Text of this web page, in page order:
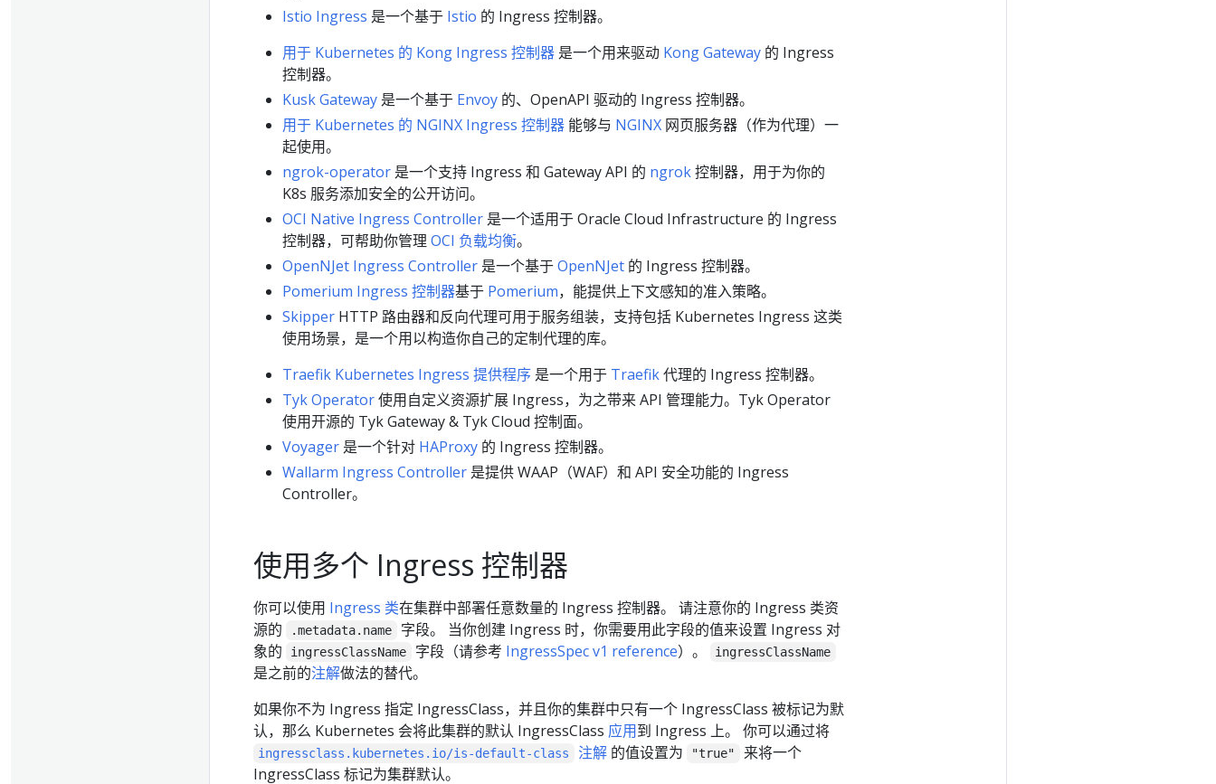
Istio Ingress 是一个基于 Istio 的 Ingress 控制器。
用于 Kubernetes 的 Kong Ingress 控制器 是一个用来驱动 Kong Gateway 的 Ingress
控制器。
Kusk Gateway 是一个基于 Envoy 的、OpenAPI 驱动的 Ingress 控制器。
用于 Kubernetes 的 NGINX Ingress 控制器 能够与 NGINX 网页服务器（作为代理）一
起使用。
ngrok-operator 是一个支持 Ingress 和 Gateway API 的 ngrok控制器，用于为你的
K8s 服务添加安全的公开访问。
OCI Native Ingress Controller 是一个适用于 Oracle Cloud Infrastructure 的 Ingress
控制器，可帮助你管理 OCI 负载均衡。
OpenNJet Ingress Controller 是一个基于OpenNJet 的 Ingress 控制器。
Pomerium Ingress 控制器基于 Pomerium，能提供上下文感知的准入策略。
Skipper HTTP 路由器和反向代理可用于服务组装，支持包括 Kubernetes Ingress 这类
使用场景，是一个用以构造你自己的定制代理的库。
Traefik Kubernetes Ingress 提供程序 是一个用于 Traefik代理的 Ingress 控制器。
Tyk Operator使用自定义资源扩展 Ingress，为之带来 API 管理能力。Tyk Operator
使用开源的 Tyk Gateway & Tyk Cloud 控制面。
Voyager 是一个针对 HAProxy 的 Ingress 控制器。
Wallarm Ingress Controller 是提供 WAAP（WAF）和 API 安全功能的 Ingress
Controller。
使用多个 Ingress 控制器
你可以使用 Ingress 类在集群中部署任意数量的 Ingress 控制器。 请注意你的 Ingress 类资
源的
.metadata.name
字段。 当你创建 Ingress 时，你需要用此字段的值来设置 Ingress 对
象的
ingressClassName 字段（请参考 IngressSpec v1 reference）。 ingressClassName
是之前的注解做法的替代。
如果你不为 Ingress 指定 IngressClass，并且你的集群中只有一个 IngressClass 被标记为默
认，那么 Kubernetes 会将此集群的默认 IngressClass 应用到 Ingress 上。 你可以通过将
ingressclass.kubernetes.io/is-default-class 注解的值设置为 "true"
来将一个
IngressClass 标记为集群默认。